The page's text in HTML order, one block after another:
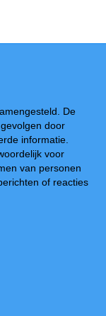
De
door
informatie.
voor
van personen
of reacties